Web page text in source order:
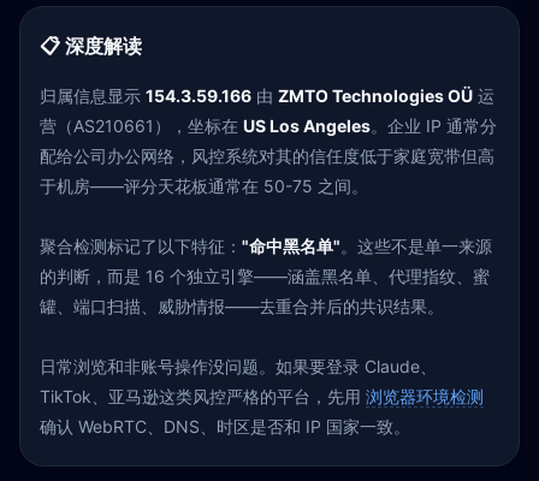
📋 深度解读
归属信息显示 154.3.59.166 由 ZMTO Technologies OÜ 运
营（AS210661），坐标在 US Los Angeles。企业 IP 通常分
配给公司办公网络，风控系统对其的信任度低于家庭宽带但高
于机房——评分天花板通常在 50-75 之间。
聚合检测标记了以下特征： "命中黑名单"。这些不是单一来源
的判断，而是 16 个独立引擎——涵盖黑名单、代理指纹、蜜
罐、端口扫描、威胁情报——去重合并后的共识结果。
日常浏览和非账号操作没问题。如果要登录 Claude、
TikTok、亚马逊这类风控严格的平台，先用 浏览器环境检测
确认 WebRTC、DNS、时区是否和 IP 国家一致。